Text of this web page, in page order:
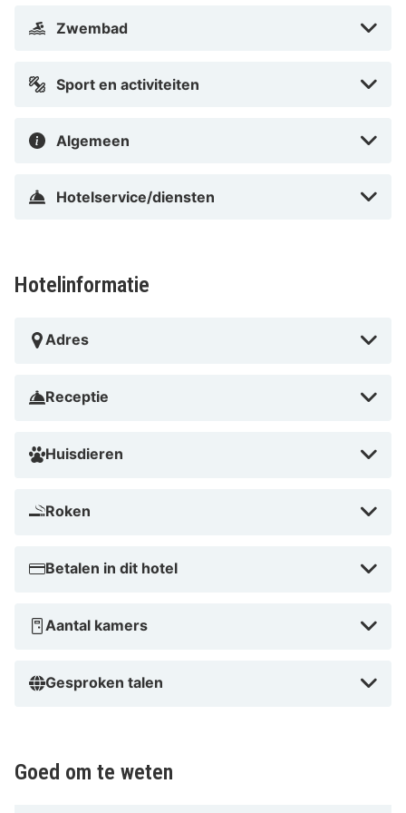
zoals een kluis en een bureau.
kilometer. Wipptal - 0,2 km Mutterer Alm-kabelbaan -
3,5 km Tirol Panorama - 3,8 km Wiltener Basilika - 4,1
km Inn - 4,7 km Universiteit van Innsbruck - 4,8 km
km De voornaamste luchthaven voor Hotel Seppl is
kabelbaan. Dit hotel in luxe stijl ligt op 1,9 km van
Dicht bij Patscherkofelbahn
Zwembad
Sport en activiteiten
Algemeen
Hotelservice/diensten
Hotelinformatie
Adres
Receptie
Huisdieren
Roken
Betalen in dit hotel
Aantal kamers
Gesproken talen
Goed om te weten